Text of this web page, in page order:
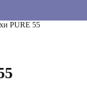
PURE 55